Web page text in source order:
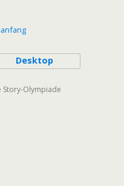
Desktop
Story-Olympiade